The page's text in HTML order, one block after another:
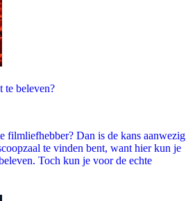
te beleven?
filmliefhebber? Dan is de kans aanwezig
te vinden bent, want hier kun je
Toch kun je voor de echte